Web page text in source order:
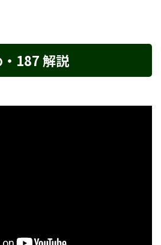
187 解説